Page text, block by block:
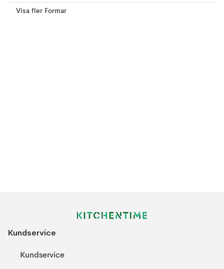
Visa fler Formar
Kundservice
Kundservice